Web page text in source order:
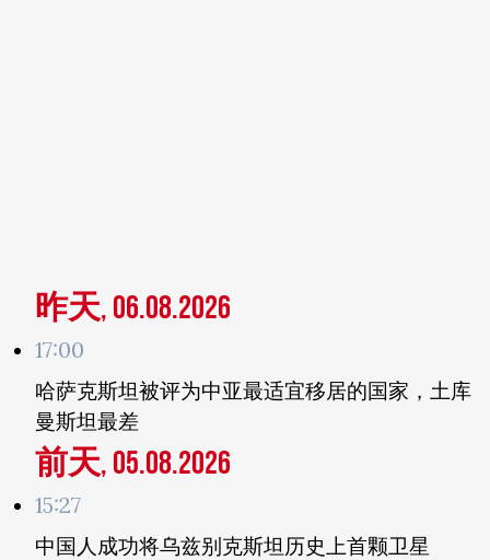
昨天, 06.08.2026
17:00
哈萨克斯坦被评为中亚最适宜移居的国家，土库
曼斯坦最差
前天, 05.08.2026
15:27
中国人成功将乌兹别克斯坦历史上首颗卫星